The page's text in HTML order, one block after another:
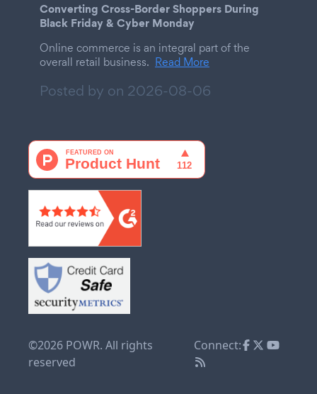
Converting Cross-Border Shoppers During
Black Friday & Cyber Monday
Online commerce is an integral part of the
overall retail business. Read More
Posted by on 2026-08-06
©2026 POWR. All rights
reserved
Connect: